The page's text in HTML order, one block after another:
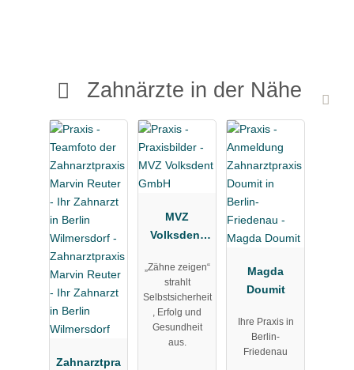
Zahnärzte in der Nähe
Zahnarztpra
MVZ
Volksdent
„Zähne zeigen“
strahlt
Selbstsicherheit
, Erfolg und
Gesundheit
aus.
Magda
Doumit
Ihre Praxis in
Berlin-
Friedenau